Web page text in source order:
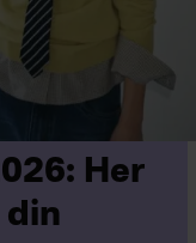
Her
din